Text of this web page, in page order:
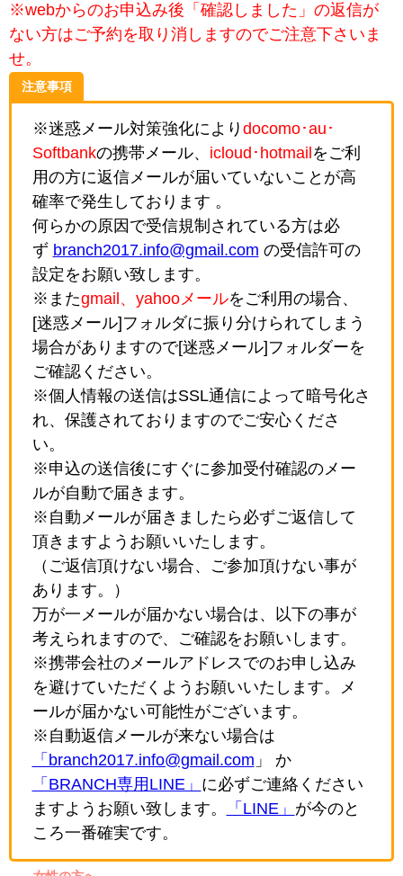
※webからのお申込み後「確認しました」の返信が
ない方はご予約を取り消しますのでご注意下さいま
せ。
注意事項
※迷惑メール対策強化により docomo･au･
Softbankの携帯メール、 icloud･hotmail をご利
用の方に返信メールが届いていないことが高
確率で発生しております 。
何らかの原因で受信規制されている方は必
ず branch2017.info@gmail.com の受信許可の
設定をお願い致します。
※またgmail、yahooメールをご利用の場合、
[迷惑メール]フォルダに振り分けられてしまう
場合がありますので[迷惑メール]フォルダーを
ご確認ください。
※個人情報の送信はSSL通信によって暗号化さ
れ、保護されておりますのでご安心くださ
い。
※申込の送信後にすぐに参加受付確認のメー
ルが自動で届きます。
※自動メールが届きましたら必ずご返信して
頂きますようお願いいたします。
（ご返信頂けない場合、ご参加頂けない事が
あります。）
万が一メールが届かない場合は、以下の事が
考えられますので、ご確認をお願いします。
※携帯会社のメールアドレスでのお申し込み
を避けていただくようお願いいたします。メ
ールが届かない可能性がございます。
※自動返信メールが来ない場合は
「branch2017.info@gmail.com 」 か
「BRANCH専用LINE」 に必ずご連絡ください
ますようお願い致します。
「LINE」 が今のと
ころ一番確実です。